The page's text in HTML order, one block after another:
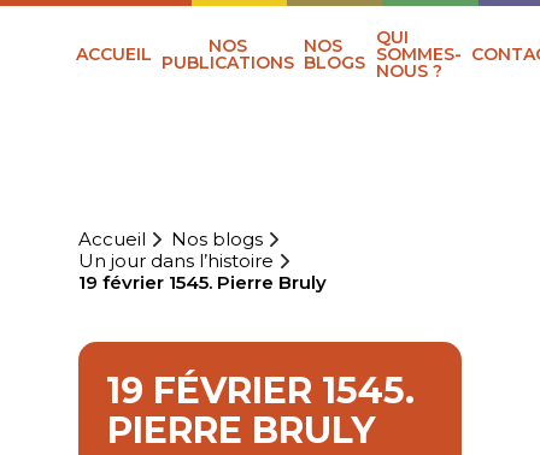
ACCUEIL NOS
PUBLICATIONS
NOS
BLOGS
QUI
SOMMES-
NOUS ?
Accueil
Nos blogs
Un jour dans l’histoire
19 février 1545. Pierre Bruly
19 FÉVRIER 1545.
PIERRE BRULY